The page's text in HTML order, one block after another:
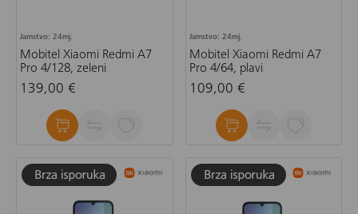
Jamstvo: 24mj.
Mobitel Xiaomi Redmi A7
Pro 4/128, zeleni
139,00 €
Jamstvo: 24mj.
Mobitel Xiaomi Redmi A7
Pro 4/64, plavi
109,00 €